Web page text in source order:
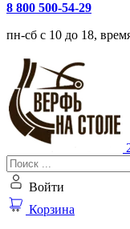
8 800 500-54-29
пн-сб с 10 до 18,
Войти
Корзина